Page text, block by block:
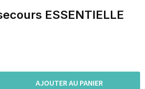
ESSENTIELLE
AJOUTER AU PANIER